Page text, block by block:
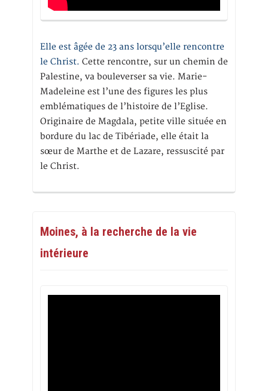
Elle est âgée de 23 ans lorsqu’elle rencontre
le Christ. Cette rencontre, sur un chemin de
Palestine, va bouleverser sa vie. Marie-
Madeleine est l’une des figures les plus
emblématiques de l’histoire de l’Eglise.
Originaire de Magdala, petite ville située en
bordure du lac de Tibériade, elle était la
sœur de Marthe et de Lazare, ressuscité par
le Christ.
Moines, à la recherche de la vie
intérieure